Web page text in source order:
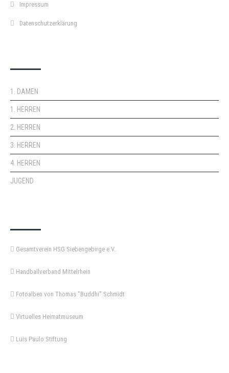
Impressum
Datenschutzerklärung
1. DAMEN
1. HERREN
2. HERREN
3. HERREN
4. HERREN
JUGEND
Gesamtverein HSG Siebengebirge e.V.
Handballverband Mittelrhein
Fotoalben von Thomas "Buddhi" Schmidt
Virtuelles Heimatmuseum
Luis Paulo Stiftung